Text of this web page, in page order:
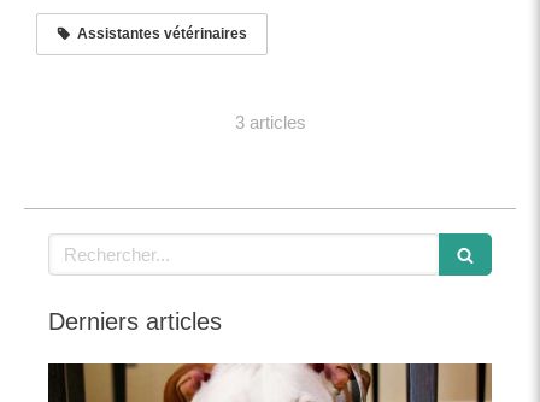
Assistantes vétérinaires
3 articles
Rechercher
Derniers articles